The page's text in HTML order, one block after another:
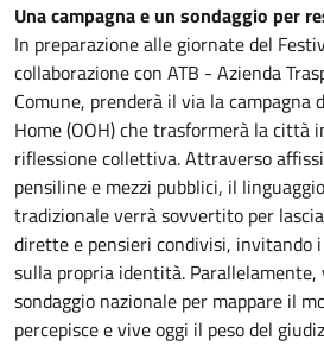
Una campagna e un sondaggio per
In preparazione alle giornate del
collaborazione con ATB - Azienda
Comune, prenderà il via la campagna
Home (OOH) che trasformerà la città
riflessione collettiva. Attraverso
pensiline e mezzi pubblici, il
tradizionale verrà sovvertito per
dirette e pensieri condivisi, invitando
sulla propria identità.
sondaggio nazionale per mappare il
percepisce e vive oggi il peso del